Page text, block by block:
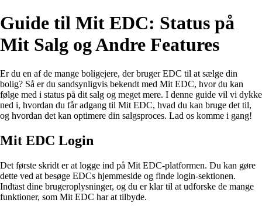
Guide til Mit EDC: Status på
Mit Salg og Andre Features
Er du en af de mange boligejere, der bruger EDC til at sælge din
bolig? Så er du sandsynligvis bekendt med Mit EDC, hvor du kan
følge med i status på dit salg og meget mere. I denne guide vil vi dykke
ned i, hvordan du får adgang til Mit EDC, hvad du kan bruge det til,
og hvordan det kan optimere din salgsproces. Lad os komme i gang!
Mit EDC Login
Det første skridt er at logge ind på Mit EDC-platformen. Du kan gøre
dette ved at besøge EDCs hjemmeside og finde login-sektionen.
Indtast dine brugeroplysninger, og du er klar til at udforske de mange
funktioner, som Mit EDC har at tilbyde.